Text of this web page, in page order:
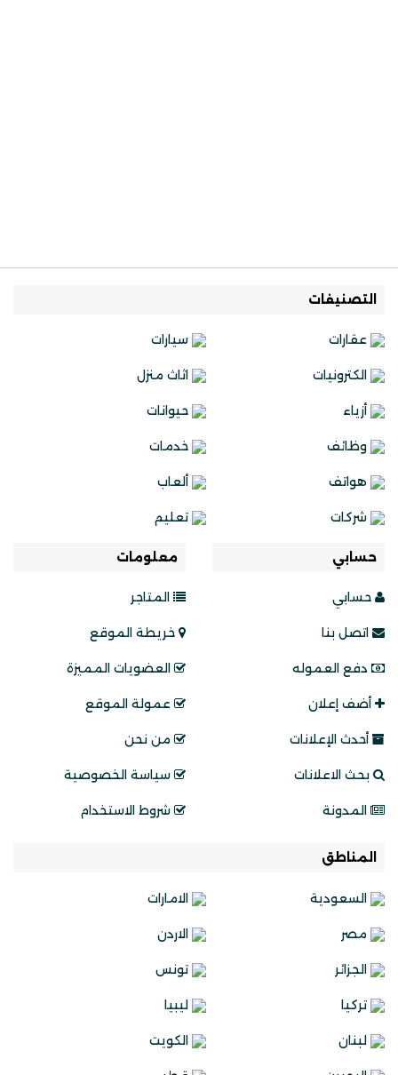
التصنيفات
عقارات سيارات
الكترونيات اثاث منزل
أزياء حيوانات
وظائف خدمات
هواتف ألعاب
شركات تعليم
حسابي
حسابي
اتصل بنا
دفع العموله
أضف إعلان
أحدث الإعلانات
بحث الاعلانات
المدونة
معلومات
المتاجر
خريطة الموقع
العضويات المميزة
عمولة الموقع
من نحن
سياسة الخصوصية
شروط الاستخدام
المناطق
السعودية الامارات
مصر الاردن
الجزائر تونس
تركيا ليبيا
لبنان الكويت